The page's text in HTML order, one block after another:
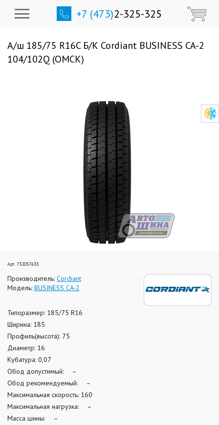
+7 (473)2-325-325
А/ш 185/75 R16C Б/К Cordiant BUSINESS CA-2
104/102Q (ОМСК)
Арт. 732057633
Производитель: Cordiant
Модель: BUSINESS CA-2
Типоразмер: 185/75 R16
Ширина: 185
Профиль(высота): 75
Диаметр: 16
Кубатура: 0,07
Обод допустимый: –
Обод рекомендуемый: –
Максимальная скорость: 160
Максимальная нагрузка: –
Масса шины: –